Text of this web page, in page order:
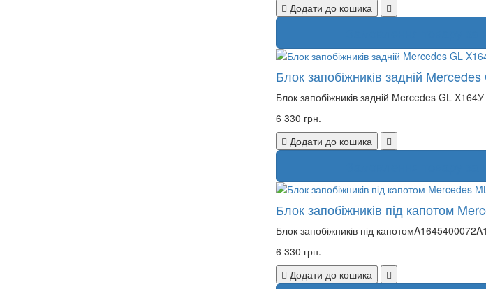
Додати до кошика
Блок запобіжників задній
Блок запобіжників задній Mercedes GL
6 330 грн.
Додати до кошика
Блок запобіжників під капотом
Блок запобіжників під
6 330 грн.
Додати до кошика